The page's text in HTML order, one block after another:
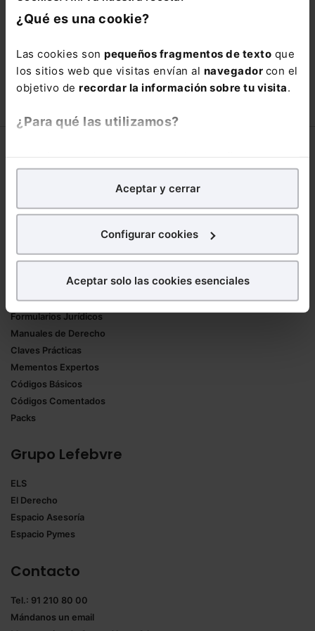
¿Qué es una cookie?
Las cookies son pequeños fragmentos de texto que
los sitios web que visitas envían al navegador con el
objetivo de recordar la información sobre tu visita.
¿Para qué las utilizamos?
analíticospara tratar demejorar tu experienciaen
nuestra página web. También con fines publicitarios,
para poder mostrarte publicidad y contenidos de tu
¿Qué puedes hacer?
experiencia en la web sea óptima
todas las cookies excepto aquellas imprescindibles.
seleccionar solo aquellas que quieras permitir en tu
navegador. Si no seleccionas ninguna utilizaremos
Aceptar y cerrar
Configurar cookies
Aceptar solo las cookies esenciales
está oportunidad y adquiere tu acceso
con un25% de descuento
110,00€ 66,00€
COMPRAR
Trabaja con nosotros
Mementos
Formularios Jurídicos
Manuales de Derecho
Claves Prácticas
Mementos Expertos
Códigos Básicos
Códigos Comentados
Packs
Grupo Lefebvre
ELS
El Derecho
Espacio Asesoría
Espacio Pymes
Contacto
Tel.: 91 210 80 00
Mándanos un email